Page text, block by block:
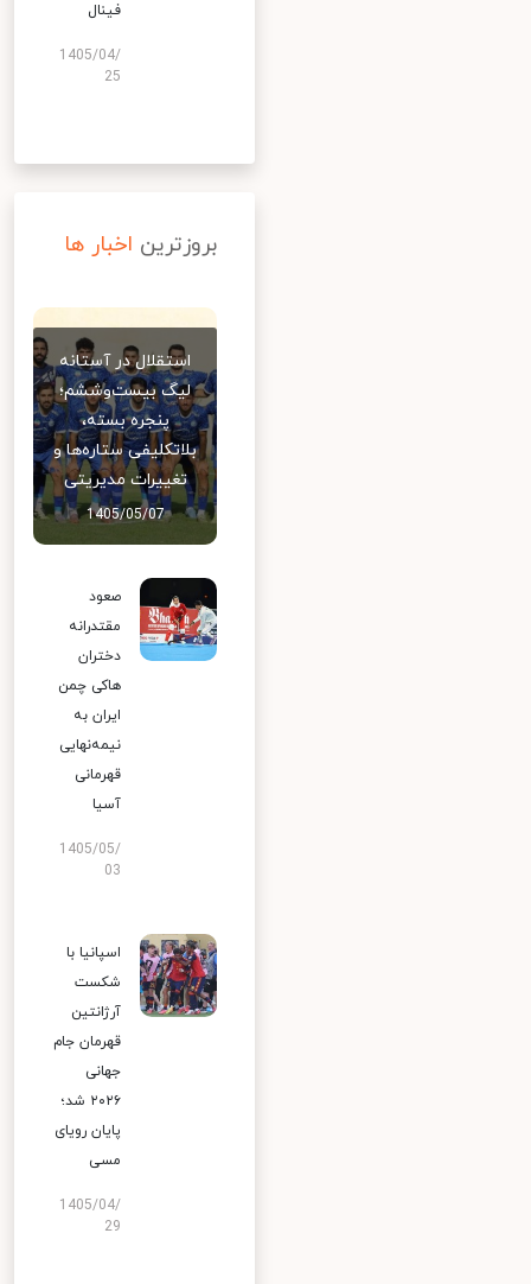
فینال
1405/04/
25
بروزترین اخبار ها
استقلال در آستانه
لیگ بیست‌وششم؛
پنجره بسته،
بلاتکلیفی ستاره‌ها و
تغییرات مدیریتی
1405/05/07
صعود
مقتدرانه
دختران
هاکی چمن
ایران به
نیمه‌نهایی
قهرمانی
آسیا
1405/05/
03
اسپانیا با
شکست
آرژانتین
قهرمان جام
جهانی
۲۰۲۶ شد؛
پایان رویای
مسی
1405/04/
29